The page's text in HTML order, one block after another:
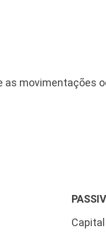
movimentações
Capital